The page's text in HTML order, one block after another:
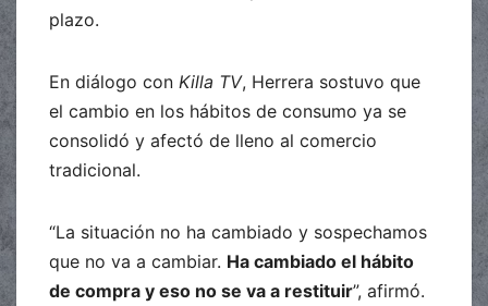
plazo.
En diálogo con Killa TV, Herrera sostuvo que
el cambio en los hábitos de consumo ya se
consolidó y afectó de lleno al comercio
tradicional.
“La situación no ha cambiado y sospechamos
que no va a cambiar. Ha cambiado el hábito
de compra y eso no se va a restituir”, afirmó.